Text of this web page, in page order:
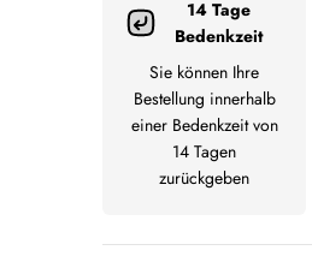
14 Tage
Bedenkzeit
Sie können Ihre
Bestellung innerhalb
einer Bedenkzeit von
14 Tagen
zurückgeben